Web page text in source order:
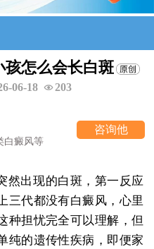
孩怎么会长白斑
06-18 203
白癜风等
咨询他
然出现的白斑，第一反应
三代都没有白癜风，心里
种担忧完全可以理解，但
纯的遗传性疾病，即便家